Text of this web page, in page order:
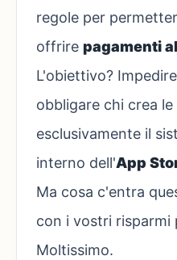
regole per
offrire pagamenti
L'obiettivo?
obbligare chi crea le
esclusivamente il
interno dell'App
Ma cosa c'entra
con i vostri risparmi
Moltissimo.